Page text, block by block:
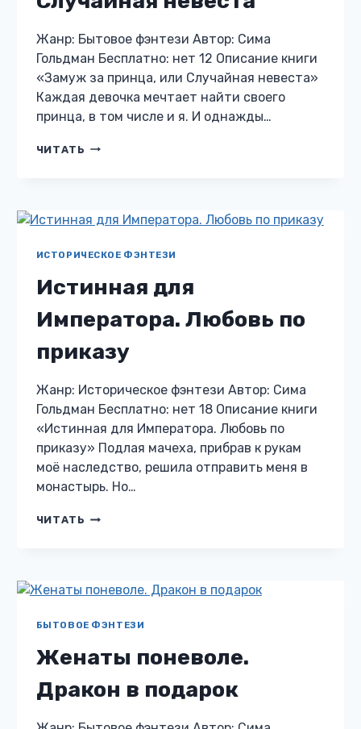
Жанр: Бытовое фэнтези Автор: Сима
Гольдман Бесплатно: нет 12 Описание книги
«Замуж за принца, или Случайная невеста»
Каждая девочка мечтает найти своего
принца, в том числе и я. И однажды…
ЧИТАТЬ ЗАМУЖ
НЕВЕСТА
ИСТОРИЧЕСКОЕ ФЭНТЕЗИ
Истинная для
Императора. Любовь по
приказу
Жанр: Историческое фэнтези Автор: Сима
Гольдман Бесплатно: нет 18 Описание книги
«Истинная для Императора. Любовь по
приказу» Подлая мачеха, прибрав к рукам
моё наследство, решила отправить меня в
монастырь. Но…
ЧИТАТЬ ИСТИННАЯ
ПРИКАЗУ
БЫТОВОЕ ФЭНТЕЗИ
Женаты поневоле.
Дракон в подарок